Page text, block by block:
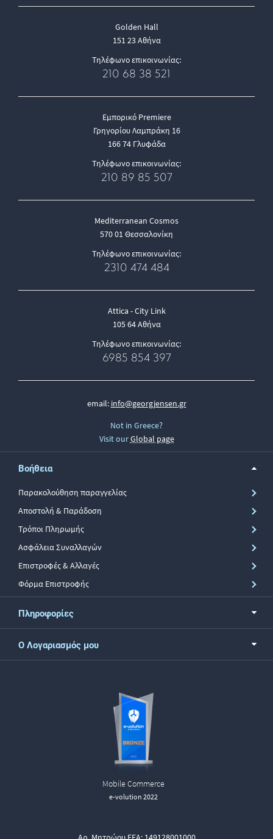
Golden Hall
151 23 Αθήνα
Τηλέφωνο επικοινωνίας:
210 68 38 521
Εμπορικό Premiere
Γρηγορίου Λαμπράκη 16
166 74 Γλυφάδα
Τηλέφωνο επικοινωνίας:
210 89 85 507
Mediterranean Cosmos
570 01 Θεσσαλονίκη
Τηλέφωνο επικοινωνίας:
2310 474 484
Attica - City Link
105 64 Αθήνα
Τηλέφωνο επικοινωνίας:
6985 854 397
email: info@georgjensen.gr
Not in Greece?
Visit ourGlobal page
Βοήθεια
Παρακολούθηση παραγγελίας
Αποστολή & Παράδοση
Τρόποι Πληρωμής
Ασφάλεια Συναλλαγών
Επιστροφές & Αλλαγές
Φόρμα Επιστροφής
Πληροφορίες
Ο Λογαριασμός μου
Mobile Commerce
e-volution 2022